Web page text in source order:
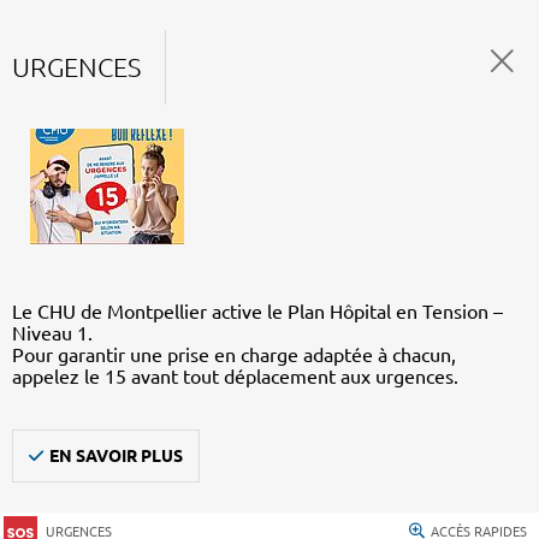
URGENCES
Le CHU de Montpellier active le Plan Hôpital en Tension –
Niveau 1.
Pour garantir une prise en charge adaptée à chacun,
appelez le 15 avant tout déplacement aux urgences.
EN SAVOIR PLUS
URGENCES ACCÈS RAPIDES